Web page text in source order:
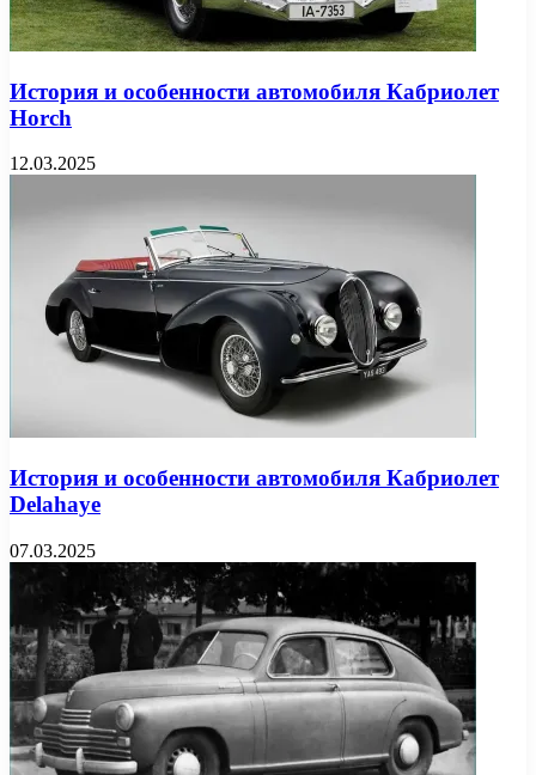
История и особенности автомобиля Кабриолет
Horch
12.03.2025
История и особенности автомобиля Кабриолет
Delahaye
07.03.2025